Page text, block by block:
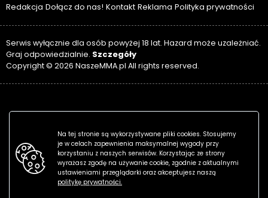
Redakcja Dołącz do nas! Kontakt Reklama Polityka prywatności
Serwis wyłącznie dla osób powyżej 18 lat. Hazard może uzależniać.
Graj odpowiedzialnie. Szczegóły
Copyright © 2026 NaszeMMA.pl All rights reserved.
Na tej stronie są wykorzystywane pliki cookies. Stosujemy
je w celach zapewnienia maksymalnej wygody przy
korzystaniu z naszych serwisów. Korzystając ze strony
wyrażasz zgodę na używanie cookie, zgodnie z aktualnymi
ustawieniami przeglądarki oraz akceptujesz naszą
politykę prywatności.